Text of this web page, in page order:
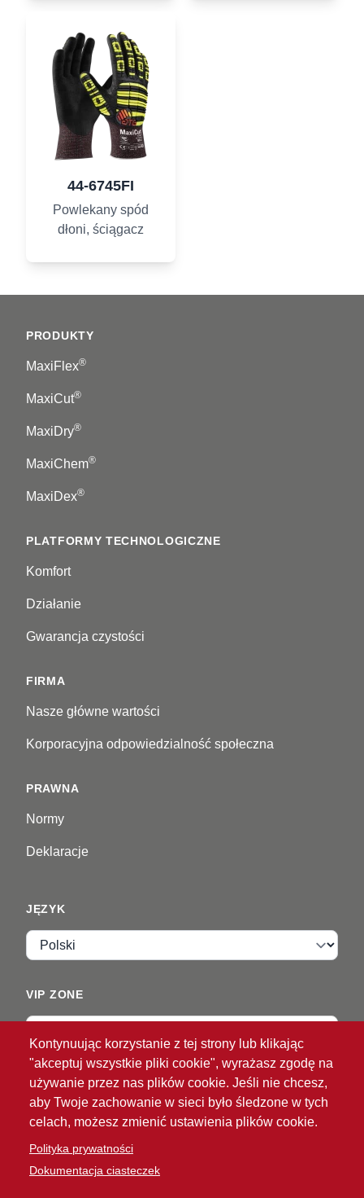
44-6745FI
Powlekany spód
dłoni, ściągacz
PRODUKTY
MaxiFlex®
MaxiCut®
MaxiDry®
MaxiChem®
MaxiDex®
PLATFORMY TECHNOLOGICZNE
Komfort
Działanie
Gwarancja czystości
FIRMA
Nasze główne wartości
Korporacyjna odpowiedzialność społeczna
PRAWNA
Normy
Deklaracje
Kontynuując korzystanie z tej strony lub klikając
"akceptuj wszystkie pliki cookie", wyrażasz zgodę na
używanie przez nas plików cookie. Jeśli nie chcesz,
aby Twoje zachowanie w sieci było śledzone w tych
celach, możesz zmienić ustawienia plików cookie.
Polityka prywatności
Dokumentacja ciasteczek
JĘZYK
Język
VIP ZONE
© 2026 ATG®Intelligent Glove Solutions. Wszelkie
prawa zastrzeżone.